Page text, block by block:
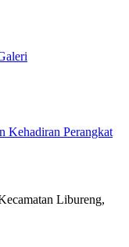
Kehadiran Perangkat
Libureng,